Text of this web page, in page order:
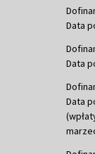
Data
Data
Data